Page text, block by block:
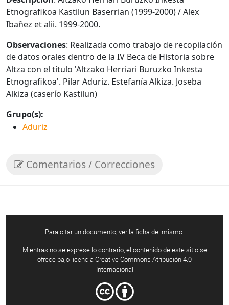
Etnografikoa Kastilun Baserrian (1999-2000) / Alex
Ibañez et alii. 1999-2000.
Observaciones: Realizada como trabajo de recopilación
de datos orales dentro de la IV Beca de Historia sobre
Altza con el título 'Altzako Herriari Buruzko Inkesta
Etnografikoa'. Pilar Aduriz. Estefanía Alkiza. Joseba
Alkiza (caserío Kastilun)
Grupo(s):
Aduriz
Comentarios / Correcciones
Para citar un documento, ver la ficha del mismo.
Mientras no se exprese lo contrario, el contenido de este sitio se
ofrece bajo licencia Creative Commons Atribución 4.0
Internacional